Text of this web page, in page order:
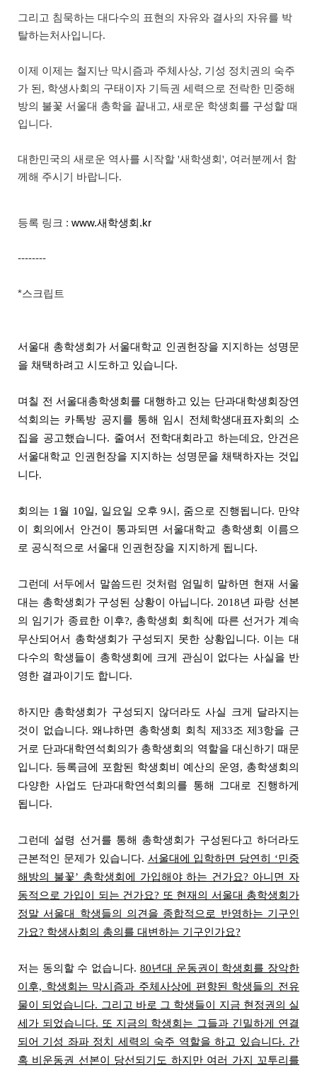
그리고 침묵하는 대다수의 표현의 자유와 결사의 자유를 박
탈하는처사입니다.
이제 이제는 철지난 막시즘과 주체사상, 기성 정치권의 숙주
가 된, 학생사회의 구태이자 기득권 세력으로 전락한 민중해
방의 불꽃 서울대 총학을 끝내고, 새로운 학생회를 구성할 때
입니다.
대한민국의 새로운 역사를 시작할 '새학생회', 여러분께서 함
께해 주시기 바랍니다.
등록 링크 : www.새학생회.kr
--------
*스크립트
서울대 총학생회가 서울대학교 인권헌장을 지지하는 성명문
을 채택하려고 시도하고 있습니다.
며칠 전 서울대총학생회를 대행하고 있는 단과대학생회장연
석회의는 카톡방 공지를 통해 임시 전체학생대표자회의 소
집을 공고했습니다. 줄여서 전학대회라고 하는데요, 안건은
서울대학교 인권헌장을 지지하는 성명문을 채택하자는 것입
니다.
회의는 1월 10일, 일요일 오후 9시, 줌으로 진행됩니다. 만약
이 회의에서 안건이 통과되면 서울대학교 총학생회 이름으
로 공식적으로 서울대 인권헌장을 지지하게 됩니다.
그런데 서두에서 말씀드린 것처럼 엄밀히 말하면 현재 서울
대는 총학생회가 구성된 상황이 아닙니다. 2018년 파랑 선본
의 임기가 종료한 이후?, 총학생회 회칙에 따른 선거가 계속
무산되어서 총학생회가 구성되지 못한 상황입니다. 이는 대
다수의 학생들이 총학생회에 크게 관심이 없다는 사실을 반
영한 결과이기도 합니다.
하지만 총학생회가 구성되지 않더라도 사실 크게 달라지는
것이 없습니다. 왜냐하면 총학생회 회칙 제33조 제3항을 근
거로 단과대학연석회의가 총학생회의 역할을 대신하기 때문
입니다. 등록금에 포함된 학생회비 예산의 운영, 총학생회의
다양한 사업도 단과대학연석회의를 통해 그대로 진행하게
됩니다.
그런데 설령 선거를 통해 총학생회가 구성된다고 하더라도
근본적인 문제가 있습니다. 서울대에 입학하면 당연히 ‘민중
해방의 불꽃’ 총학생회에 가입해야 하는 건가요? 아니면 자
동적으로 가입이 되는 건가요? 또 현재의 서울대 총학생회가
정말 서울대 학생들의 의견을 종합적으로 반영하는 기구인
가요? 학생사회의 총의를 대변하는 기구인가요?
저는 동의할 수 없습니다. 80년대 운동권이 학생회를 장악한
이후, 학생회는 막시즘과 주체사상에 편향된 학생들의 전유
물이 되었습니다. 그리고 바로 그 학생들이 지금 현정권의 실
세가 되었습니다. 또 지금의 학생회는 그들과 긴밀하게 연결
되어 기성 좌파 정치 세력의 숙주 역할을 하고 있습니다. 간
혹 비운동권 선본이 당선되기도 하지만 여러 가지 꼬투리를